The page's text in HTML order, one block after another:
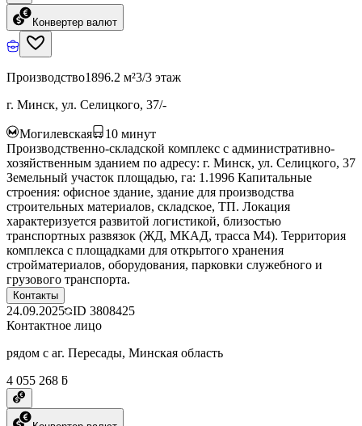
Конвертер валют
Производство1896.2 м²3/3 этаж
г. Минск, ул. Селицкого, 37/-
Могилевская 10 минут
Производственно-складской комплекс с административно-
хозяйственным зданием по адресу: г. Минск, ул. Селицкого, 37
Земельный участок площадью, га: 1.1996 Капитальные
строения: офисное здание, здание для производства
строительных материалов, складское, ТП. Локация
характеризуется развитой логистикой, близостью
транспортных развязок (ЖД, МКАД, трасса М4). Территория
комплекса с площадками для открытого хранения
стройматериалов, оборудования, парковки служебного и
грузового транспорта.
Контакты
24.09.2025 ID 3808425
Контактное лицо
рядом с аг. Пересады, Минская область
4 055 268 ƃ